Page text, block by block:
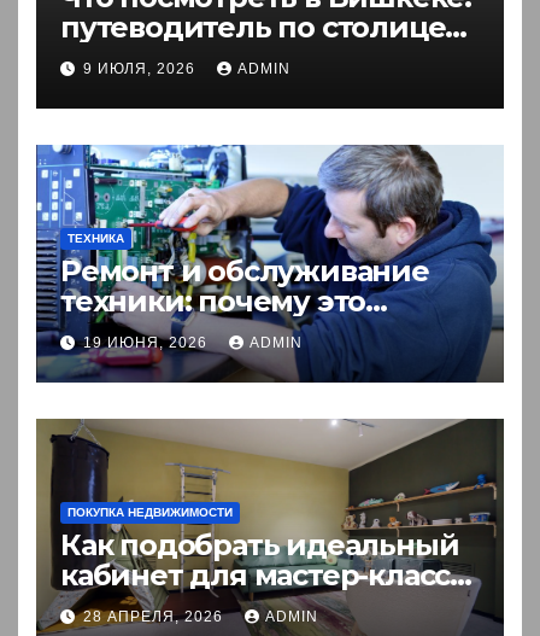
путеводитель по столице
Кыргызстана
9 ИЮЛЯ, 2026 ADMIN
ТЕХНИКА
Ремонт и обслуживание
техники: почему это
выгоднее покупки новой?
19 ИЮНЯ, 2026 ADMIN
ПОКУПКА НЕДВИЖИМОСТИ
Как подобрать идеальный
кабинет для мастер-класса:
пошаговый гид
28 АПРЕЛЯ, 2026 ADMIN